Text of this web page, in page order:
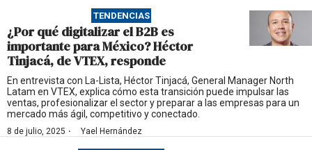
TENDENCIAS
¿Por qué digitalizar el B2B es
importante para México? Héctor
Tinjacá, de VTEX, responde
En entrevista con La-Lista, Héctor Tinjacá, General Manager North
Latam en VTEX, explica cómo esta transición puede impulsar las
ventas, profesionalizar el sector y preparar a las empresas para un
mercado más ágil, competitivo y conectado.
8 de julio, 2025 · Yael Hernández